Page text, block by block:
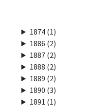
1874 (1)
1886 (2)
1887 (2)
1888 (2)
1889 (2)
1890 (3)
1891 (1)